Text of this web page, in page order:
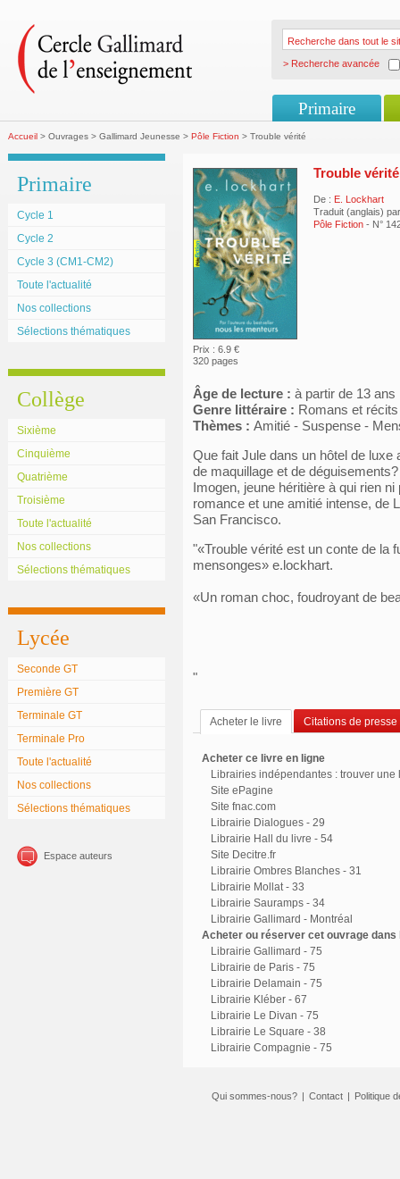
> Recherche avancée
Primaire
Accueil > Ouvrages > Gallimard Jeunesse > Pôle Fiction > Trouble vérité
Primaire
Cycle 1
Cycle 2
Cycle 3 (CM1-CM2)
Toute l'actualité
Nos collections
Sélections thématiques
Collège
Sixième
Cinquième
Quatrième
Troisième
Toute l'actualité
Nos collections
Sélections thématiques
Lycée
Seconde GT
Première GT
Terminale GT
Terminale Pro
Toute l'actualité
Nos collections
Sélections thématiques
Espace auteurs
Prix : 6.9 €
320 pages
Trouble vérité
De : E. Lockhart
Traduit (anglais)
Pôle Fiction - N°
Âge de lecture : à partir de 13 ans
Genre littéraire : Romans et
Thèmes : Amitié - Suspense -
Que fait Jule dans un hôtel de
de maquillage et de
Imogen, jeune héritière à qui rien
romance et une amitié intense, de
San Francisco.
"«Trouble vérité est un conte de la
mensonges» e.lockhart.
«Un roman choc, foudroyant de
"
Acheter le livre Citations de presse
Acheter ce livre en ligne
Librairies indépendantes : trouver une
Site ePagine
Site fnac.com
Librairie Dialogues - 29
Librairie Hall du livre - 54
Site Decitre.fr
Librairie Ombres Blanches - 31
Librairie Mollat - 33
Librairie Sauramps - 34
Librairie Gallimard - Montréal
Acheter ou réserver cet ouvrage
Librairie Gallimard - 75
Librairie de Paris - 75
Librairie Delamain - 75
Librairie Kléber - 67
Librairie Le Divan - 75
Librairie Le Square - 38
Librairie Compagnie - 75
Qui sommes-nous? | Contact | Politique